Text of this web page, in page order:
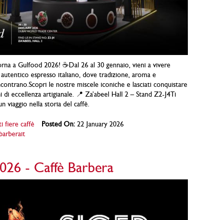
a Gulfood 2026! ☕Dal 26 al 30 gennaio, vieni a vivere
autentico espresso italiano, dove tradizione, aroma e
le nostre miscele iconiche e lasciati conquistare
eccellenza artigianale. 📍 Za’abeel Hall 2 – Stand Z2-J4Ti
viaggio nella storia del caffè.
fiere caffè Posted On:22 January 2026
- Caffè Barbera